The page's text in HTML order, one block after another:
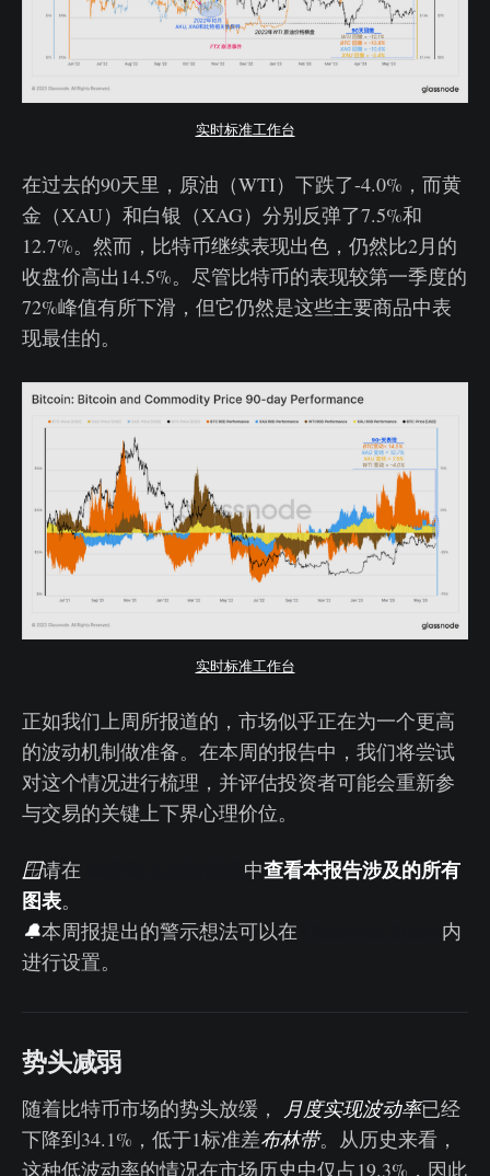
实时标准工作台
在过去的90天里，原油（WTI）下跌了-4.0%，而黄
金（XAU）和白银（XAG）分别反弹了7.5%和
12.7%。然而，比特币继续表现出色，仍然比2月的
收盘价高出14.5%。尽管比特币的表现较第一季度的
72%峰值有所下滑，但它仍然是这些主要商品中表
现最佳的。
实时标准工作台
正如我们上周所报道的，市场似乎正在为一个更高
的波动机制做准备。在本周的报告中，我们将尝试
对这个情况进行梳理，并评估投资者可能会重新参
与交易的关键上下界心理价位。
🪟请在 中查看本报告涉及的所有
图表。
🔔本周报提出的警示想法可以在
内
进行设置。
势头减弱
随着比特币市场的势头放缓， 月度实现波动率已经
下降到34.1%，低于1标准差布林带。从历史来看，
这种低波动率的情况在市场历史中仅占19.3%，因此